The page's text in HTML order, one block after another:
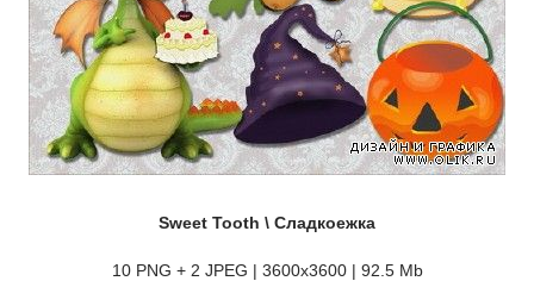
Sweet Tooth \ Сладкоежка
10 PNG + 2 JPEG | 3600х3600 | 92.5 Mb